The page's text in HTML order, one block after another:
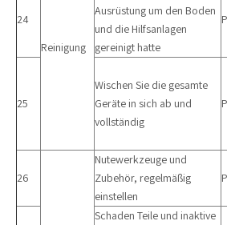
Reinigung
24
Ausrüstung um den Boden
und die Hilfsanlagen
gereinigt hatte
25
Wischen Sie die gesamte
Geräte in sich ab und
vollständig
26
Nutewerkzeuge und
Zubehör, regelmäßig
einstellen
Schaden Teile und inaktive